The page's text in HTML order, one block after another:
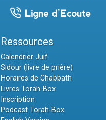
Ressources
Calendrier Juif
Sidour (livre de prière)
Horaires de Chabbath
Livres Torah-Box
Inscription
Podcast Torah-Box